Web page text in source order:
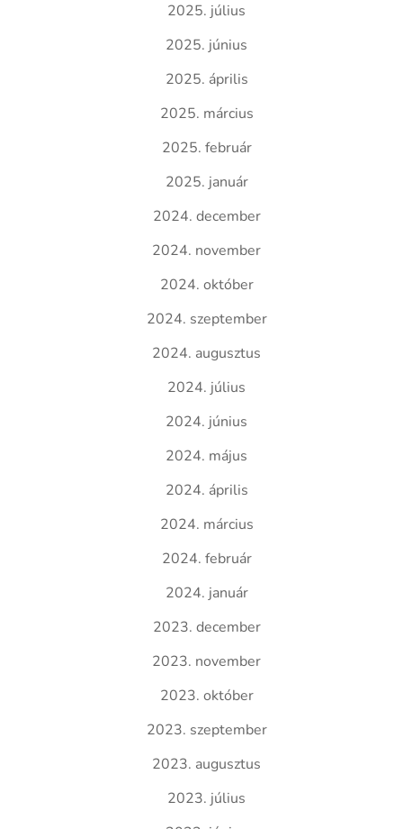
2025. július
2025. június
2025. április
2025. március
2025. február
2025. január
2024. december
2024. november
2024. október
2024. szeptember
2024. augusztus
2024. július
2024. június
2024. május
2024. április
2024. március
2024. február
2024. január
2023. december
2023. november
2023. október
2023. szeptember
2023. augusztus
2023. július